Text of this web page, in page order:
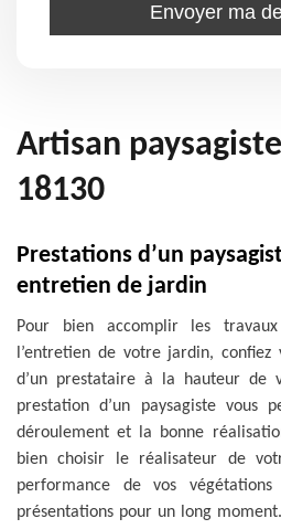
Artisan
18130
Prestations d’un
entretien de jardin
Pour bien accomplir les
l’entretien de votre jardin,
d’un prestataire à la hauteur de
prestation d’un paysagiste vous
déroulement et la bonne
bien choisir le réalisateur de
performance de vos
présentations pour un long